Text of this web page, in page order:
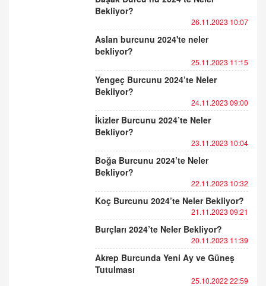
Bekliyor?
26.11.2023 10:07
Aslan burcunu 2024'te neler
bekliyor?
25.11.2023 11:15
Yengeç Burcunu 2024’te Neler
Bekliyor?
24.11.2023 09:00
İkizler Burcunu 2024’te Neler
Bekliyor?
23.11.2023 10:04
Boğa Burcunu 2024’te Neler
Bekliyor?
22.11.2023 10:32
Koç Burcunu 2024’te Neler Bekliyor?
21.11.2023 09:21
Burçları 2024’te Neler Bekliyor?
20.11.2023 11:39
Akrep Burcunda Yeni Ay ve Güneş
Tutulması
25.10.2022 22:59